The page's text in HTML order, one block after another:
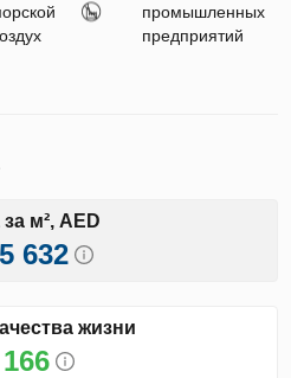
промышленных
предприятий
м², AED
632
жизни
166